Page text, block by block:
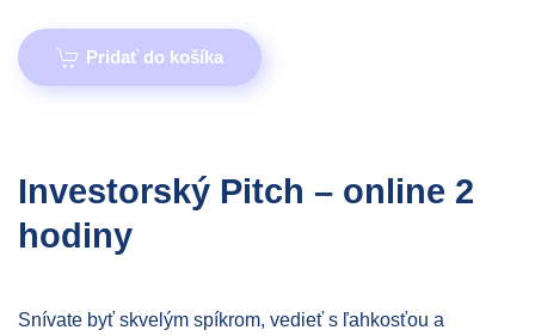
Pridať do košíka
Investorský Pitch – online 2
hodiny
Snívate byť skvelým spíkrom, vedieť s ľahkosťou a